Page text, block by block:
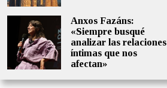
Anxos Fazáns:
«Siempre busqué
analizar las relaciones
íntimas que nos
afectan»
Sacristán a
Fernán
Gómez
28 mayo,
2026